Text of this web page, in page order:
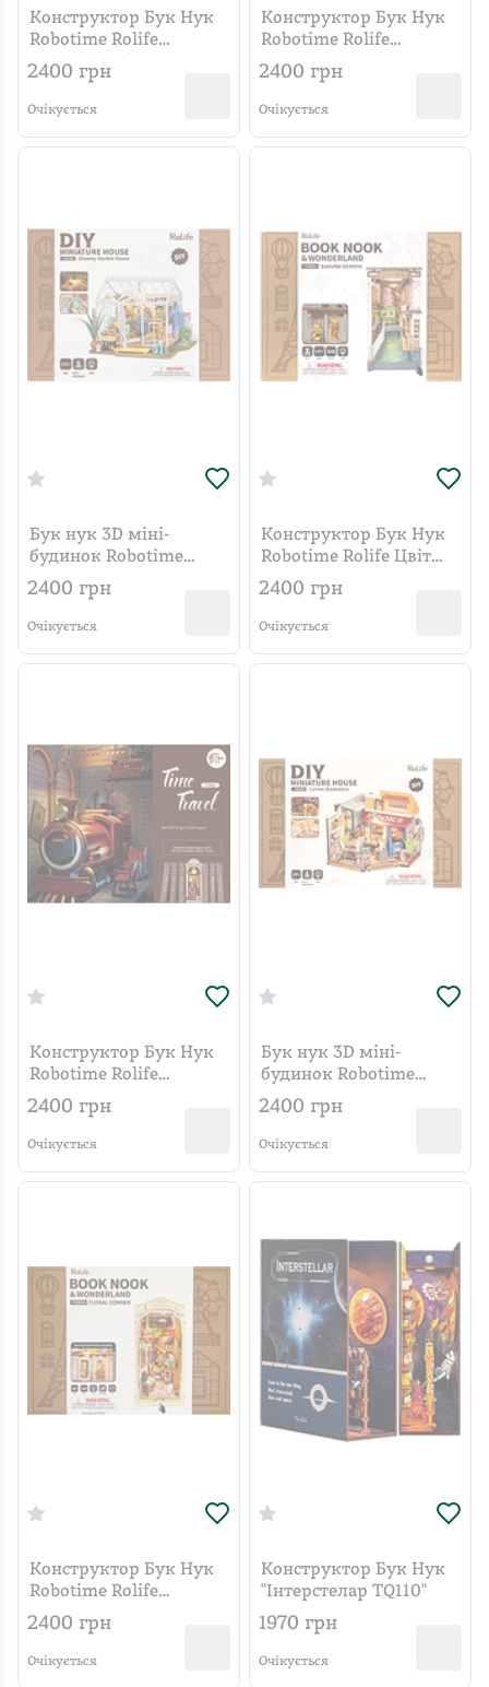
Конструктор Бук Нук
Robotime Rolife
Квітковий будиночок
2400 грн
Очікується
Конструктор Бук Нук
Robotime Rolife
Побачення у пасажі
2400 грн
Очікується
Бук нук 3D міні-
будинок Robotime
Rolife "Омріяний
квітковий будиночок"
DG163
2400 грн
Очікується
Конструктор Бук Нук
Robotime Rolife Цвіт
сакури TGB01
2400 грн
Очікується
Конструктор Бук Нук
Robotime Rolife
Подорож у часі TGB04
2400 грн
Очікується
Бук нук 3D міні-
будинок Robotime
Rolife Книжкова
крамниця DG164
2400 грн
Очікується
Конструктор Бук Нук
Robotime Rolife
Квітковий куточок
2400 грн
Очікується
Конструктор Бук Нук
"Інтерстелар TQ110"
1970 грн
Очікується